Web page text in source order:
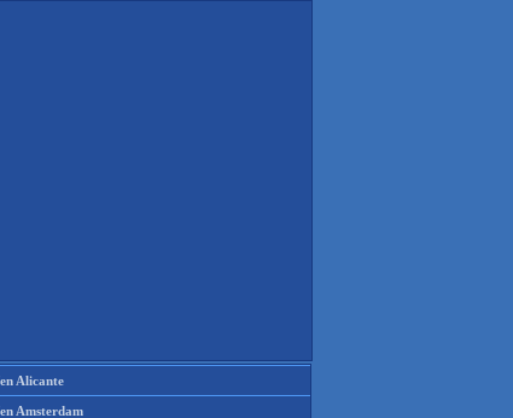
Alicante
Amsterdam